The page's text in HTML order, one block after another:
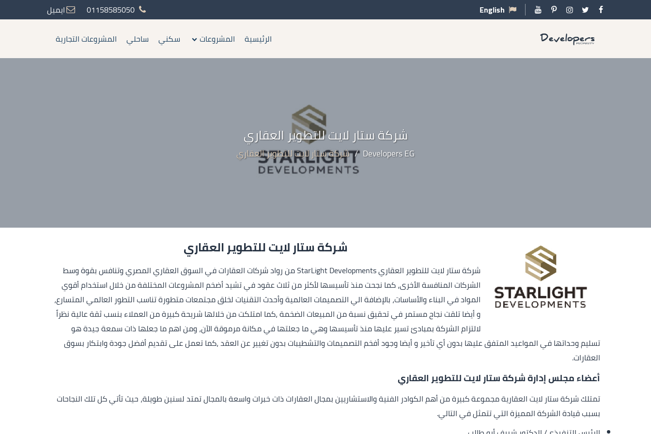
English
01158585050
ايميل
الرئيسية
المشروعات سكني ساحلي المشروعات التجارية
شركة ستار لايت للتطوير العقاري
Developers EG
/ شركة ستار لايت للتطوير العقاري
شركة ستار لايت للتطوير العقاري
شركة ستار لايت للتطوير العقاري StarLight Developments من رواد شركات العقارات في السوق العقاري المصري وتنافس بقوة وسط
الشركات المنافسة الأخرى، كما نجحت منذ تأسيسها لأكثر من ثلاث عقود في تشيد أضخم المشروعات المختلفة من خلال استخدام أقوي
المواد في البناء والأساسات، بالإضافة الي التصميمات العالمية وأحدث التقنيات لخلق مجتمعات متطورة تناسب التطور العالمي المتسارع،
و أيضا تلقت نجاح مستمر في تحقيق نسبة من المبيعات الضخمة ،كما امتلكت من خلالها شريحة كبيرة من العملاء بنسب ثقة عالية نظراً
لالتزام الشركة بمبادئ تسير عليها منذ تأسيسها وهي ما جعلتها في مكانة مرموقة الآن، ومن اهم ما جعلها ذات سمعة جيدة هو
تسليم وحداتها في المواعيد المتفق عليها بدون أي تأخير و أيضا وجود أفخم التصميمات والتشطيبات بدون تغيير عن العقد ،كما تعمل على تقديم أفضل جودة وابتكار بسوق
العقارات.
أعضاء مجلس إدارة شركة ستار لايت للتطوير العقاري
تمتلك شركة ستار لايت العقارية مجموعة كبيرة من أهم الكوادر الفنية والاستشاريين بمجال العقارات ذات خبرات واسعة بالمجال تمتد لسنين طويلة، حيث تأتي كل تلك النجاحات
بسبب قيادة الشركة المميزة التي تتمثل في التالي.